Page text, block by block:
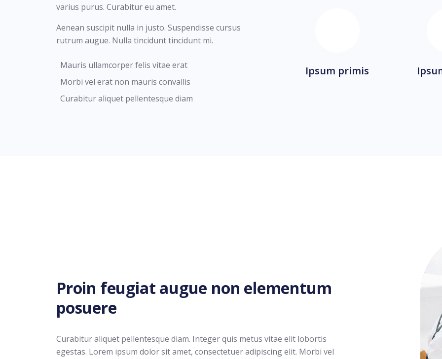
varius purus. Curabitur eu amet.
Aenean suscipit nulla in justo. Suspendisse cursus
rutrum augue. Nulla tincidunt tincidunt mi.
Mauris ullamcorper felis vitae erat
Morbi vel erat non mauris convallis
Curabitur aliquet pellentesque diam
Ipsum primis
Proin feugiat augue non elementum
posuere
Curabitur aliquet pellentesque diam. Integer quis metus vitae elit lobortis
egestas. Lorem ipsum dolor sit amet, consectetuer adipiscing elit. Morbi vel